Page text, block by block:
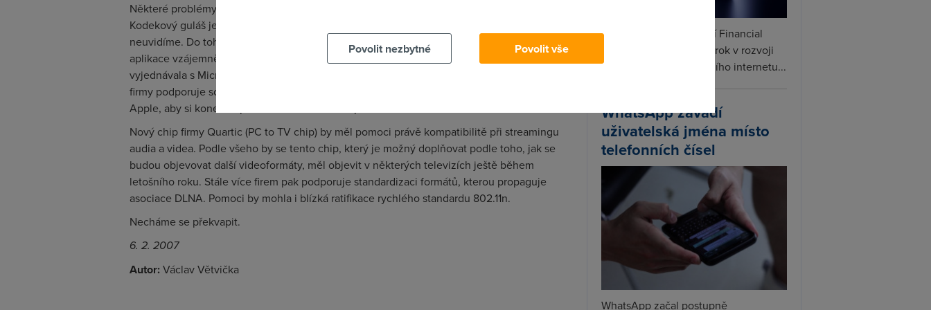
Některé problémy však stále přetrvávají, a přenos souborů je pouze jedním z nich.
Kodekový guláš je jedním z nich, prostě jednotlivé aplikace si musí rozumět, jinak nic
neuvidíme. Do toho musíme připočítat problémy s DRM, díky čemuž nejsou některé
aplikace vzájemně kompatibilní. Některé firmy konečně dostávají rozum – např. firma Sonos
vyjednávala s Microsoftem několik let, než došlo k dohodě, a teprve nyní hardware této
firmy podporuje soubory chráněné systémem z Microsoftu. Tím se samozřejmě vyvíjí tlak na
Apple, aby si konečně přestal hrát na vlastním písečku.
Nový chip firmy Quartic (PC to TV chip) by měl pomoci právě kompatibilitě při streamingu
audia a videa. Podle všeho by se tento chip, který je možný doplňovat podle toho, jak se
budou objevovat další videoformáty, měl objevit v některých televizích ještě během
letošního roku. Stále více firem pak podporuje standardizaci formátů, kterou propaguje
asociace DLNA. Pomoci by mohla i blízká ratifikace rychlého standardu 802.11n.
Necháme se překvapit.
6. 2. 2007
Autor: Václav Větvička
SpaceX podle informací Financial
Times připravuje další krok v rozvoji
Starlinku. Vedle satelitního internetu...
WhatsApp zavádí
uživatelská jména místo
telefonních čísel
WhatsApp začal postupně
Povolit nezbytné
Povolit vše